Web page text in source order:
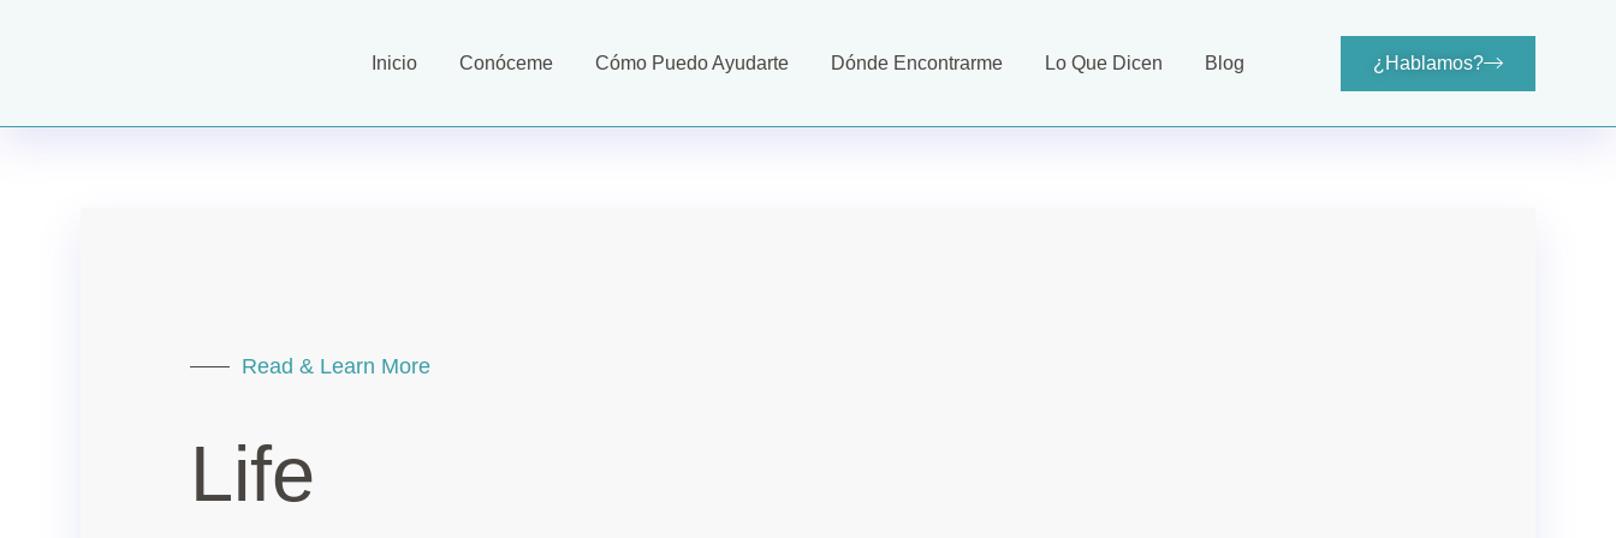
Inicio Conóceme Cómo Puedo Ayudarte Dónde Encontrarme Lo Que Dicen Blog ¿Hablamos?
Read & Learn More
Life